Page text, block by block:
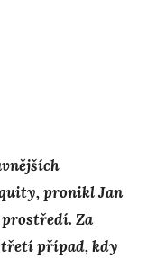
pronikl Jan
Za
třetí případ, kdy